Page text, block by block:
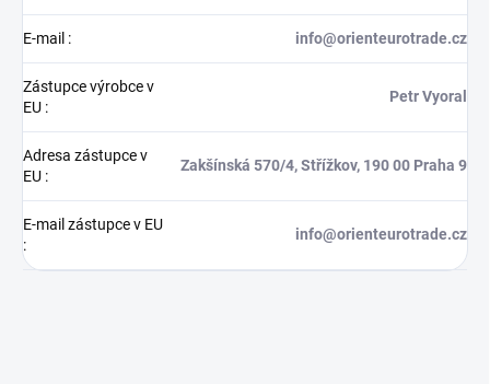
E-mail : info@orienteurotrade.cz
Zástupce výrobce v
EU :
Petr Vyoral
Adresa zástupce v
EU :
Zakšínská 570/4, Střížkov, 190 00 Praha 9
E-mail zástupce v EU
:
info@orienteurotrade.cz